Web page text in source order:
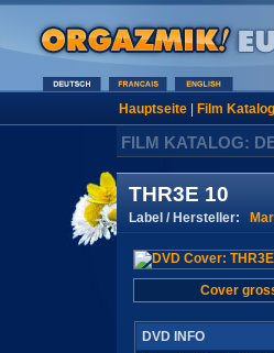
Hauptseite| Film Katalog
FILM KATALOG:
THR3E 10
Label / Hersteller:
Cover
DVD INFO